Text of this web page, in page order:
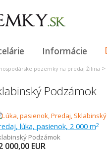
Informácie
pozemky na predaj Žilina >
Podzámok
lúka, pasienok, 2 000 m2
Podzámok
000,00 EUR